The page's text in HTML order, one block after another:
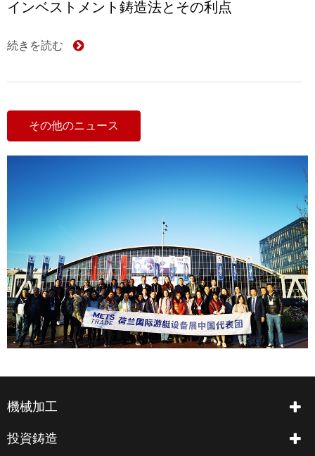
インベストメント鋳造法とその利点
続きを読む
その他のニュース
機械加工
投資鋳造